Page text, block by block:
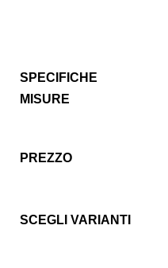
SPECIFICHE
MISURE
PREZZO
SCEGLI VARIANTI